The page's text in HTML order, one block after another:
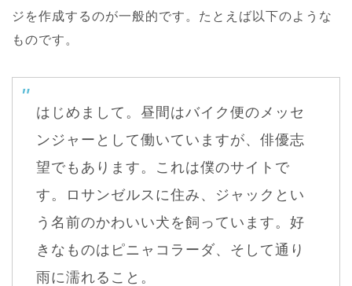
ジを作成するのが一般的です。たとえば以下のような
ものです。
はじめまして。昼間はバイク便のメッセ
ンジャーとして働いていますが、俳優志
望でもあります。これは僕のサイトで
す。ロサンゼルスに住み、ジャックとい
う名前のかわいい犬を飼っています。好
きなものはピニャコラーダ、そして通り
雨に濡れること。